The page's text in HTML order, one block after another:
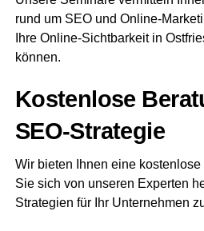
rund um SEO und Online-
Ihre Online-Sicht­bar­keit in
können.
Kos­ten­lo­se
SEO-Strategie
Wir bie­ten Ihnen eine
Sie sich von unse­ren Exper­ten
Stra­te­gien für Ihr Unter­neh­men